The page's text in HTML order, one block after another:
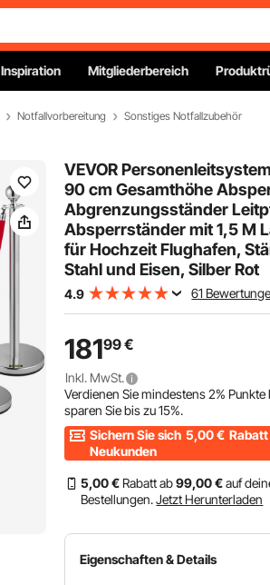
Inspiration Mitgliederbereich
Notfallvorbereitung Sonstiges Notfallzubehör
VEVOR
90 cm Gesamthöhe
Abgrenzungsständer
Absperrständer mit 1,5 M
für Hochzeit Flughafen,
Stahl und Eisen, Silber Rot
4.9 61
18199€
Inkl. MwSt.
Verdienen Sie mindestens2% Punkte
sparen Sie bis zu15%.
Sichern Sie sich 5,00 €
Neukunden
5,00 € Rabatt ab99,00 €auf
Bestellungen. Jetzt Herunterladen
Eigenschaften & Details